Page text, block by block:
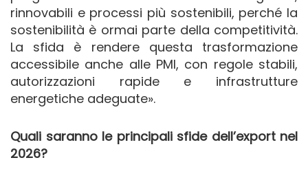
rinnovabili e processi più sostenibili, perché la
sostenibilità è ormai parte della competitività.
La sfida è rendere questa trasformazione
accessibile anche alle PMI, con regole stabili,
autorizzazioni rapide e infrastrutture
energetiche adeguate».
Quali saranno le principali sfide dell’export nel
2026?